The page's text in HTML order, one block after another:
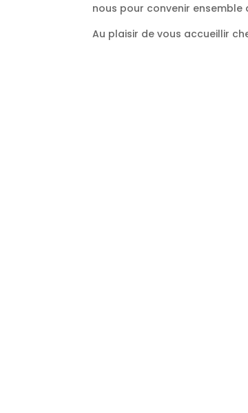
nous pour convenir ensemble
Au plaisir de vous accueillir